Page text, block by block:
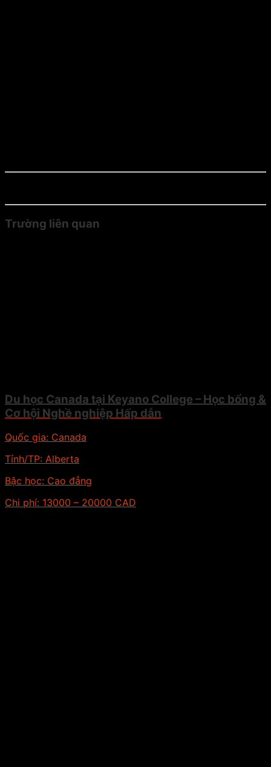
Trường liên quan
Du học Canada tại Keyano College – Học bổng &
Cơ hội Nghề nghiệp Hấp dẫn
Quốc gia: Canada
Tỉnh/TP: Alberta
Bậc học: Cao đẳng
Chi phí: 13000 – 20000 CAD